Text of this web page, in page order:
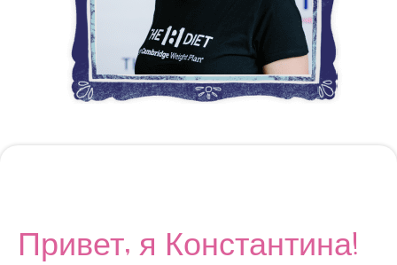
Привет, я Константина!